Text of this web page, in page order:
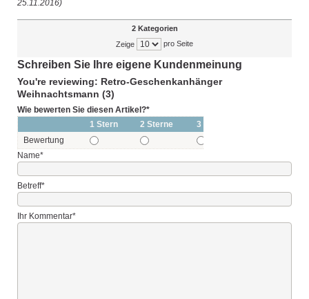
25.11.2016)
2 Kategorien
Zeige
pro Seite
Schreiben Sie Ihre eigene Kundenmeinung
You're reviewing: Retro-Geschenkanhänger
Weihnachtsmann (3)
Wie bewerten Sie diesen Artikel?*
1 Stern
2 Sterne 3 Sterne
Bewertung
Name*
Betreff*
Ihr Kommentar*